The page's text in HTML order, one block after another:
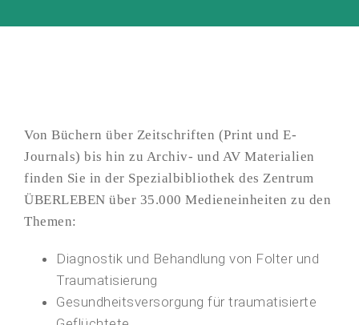
Von Büchern über Zeitschriften (Print und E-
Journals) bis hin zu Archiv- und AV Materialien
finden Sie in der Spezialbibliothek des Zentrum
ÜBERLEBEN über 35.000 Medieneinheiten zu den
Themen:
Diagnostik und Behandlung von Folter und
Traumatisierung
Gesundheitsversorgung für traumatisierte